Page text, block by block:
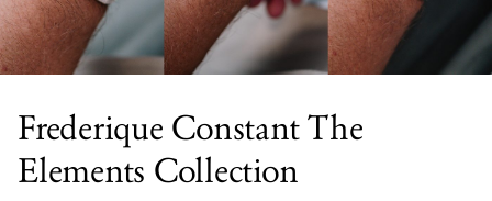
Frederique Constant The
Elements Collection